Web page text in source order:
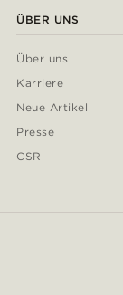
ÜBER UNS
Über uns
Karriere
Neue Artikel
Presse
CSR